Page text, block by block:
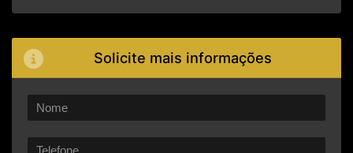
Solicite mais informações